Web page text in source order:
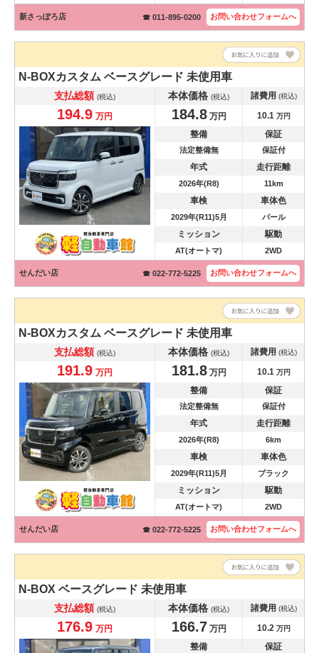
新さっぽろ店 ☎ 011-895-0200 お問い合わせフォームへ
N-BOXカスタム ベースグレード 未使用車
支払総額 (税込) 本体価格 (税込) 諸費用 (税込)
194.9 万円 184.8万円 10.1 万円
整備 保証
法定整備無 保証付
年式 走行距離
2026年(R8) 11km
車検 車体色
2029年(R11)5月 パール
ミッション 駆動
AT(オートマ) 2WD
せんだい店 ☎ 022-772-5225 お問い合わせフォームへ
N-BOXカスタム ベースグレード 未使用車
支払総額 (税込) 本体価格 (税込) 諸費用 (税込)
191.9 万円 181.8万円 10.1 万円
整備 保証
法定整備無 保証付
年式 走行距離
2026年(R8) 6km
車検 車体色
2029年(R11)5月 ブラック
ミッション 駆動
AT(オートマ) 2WD
せんだい店 ☎ 022-772-5225 お問い合わせフォームへ
N-BOX ベースグレード 未使用車
支払総額 (税込) 本体価格 (税込) 諸費用 (税込)
176.9 万円 166.7 万円 10.2 万円
整備 保証